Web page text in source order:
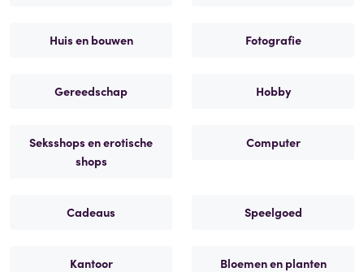
Huis en bouwen Fotografie
Gereedschap Hobby
Seksshops en erotische
shops
Computer
Cadeaus Speelgoed
Kantoor Bloemen en planten